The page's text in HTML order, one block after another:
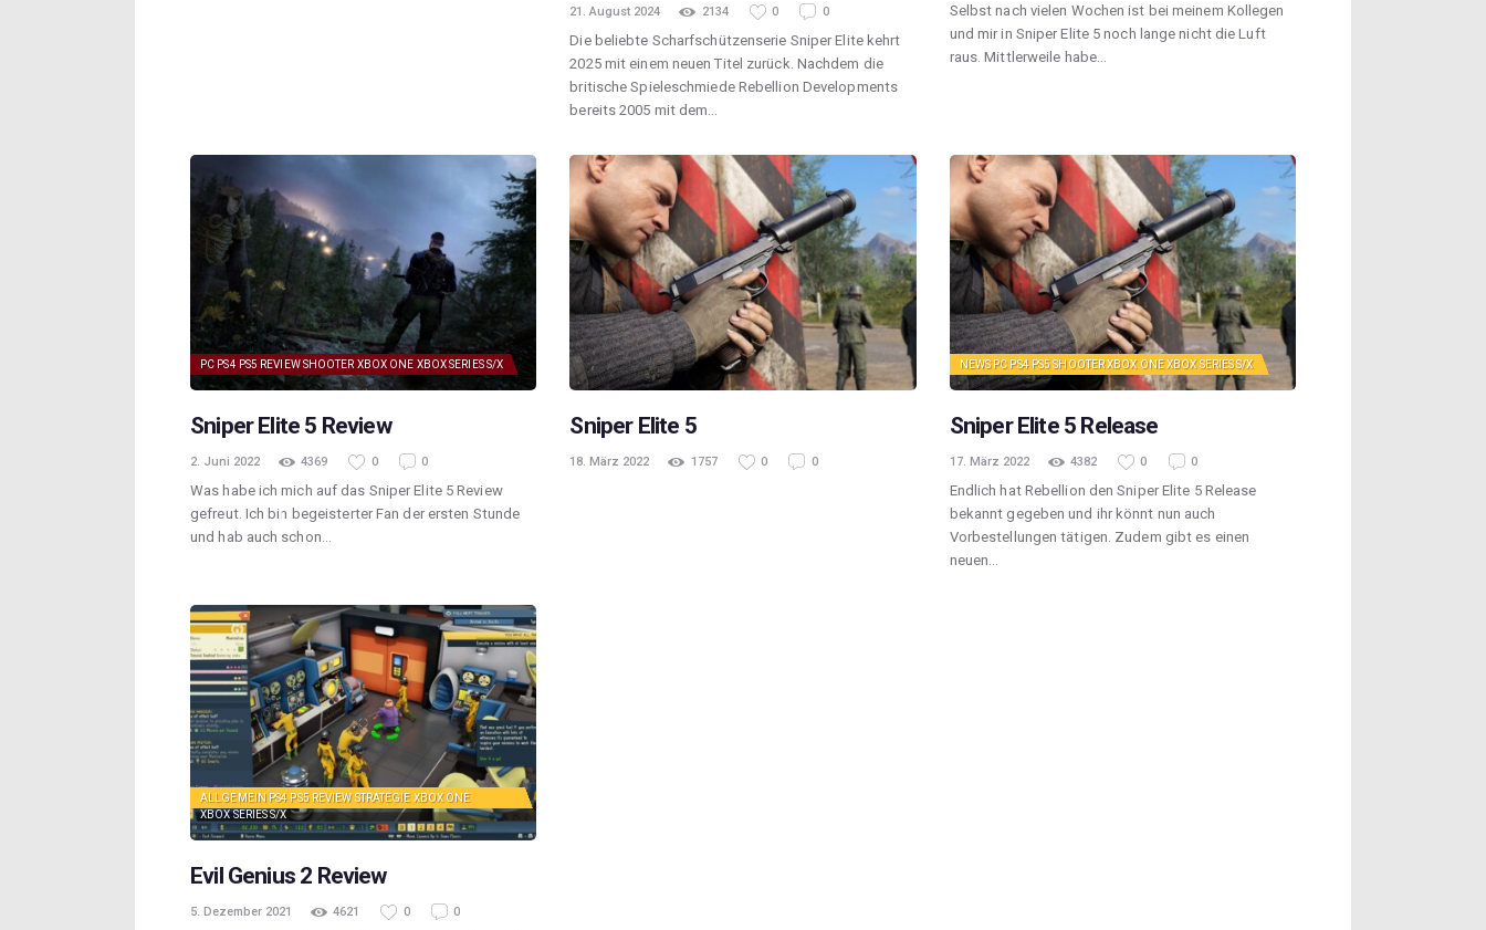
21. August 2024 2134 0 0
Die beliebte Scharfschützenserie Sniper Elite kehrt
2025 mit einem neuen Titel zurück. Nachdem die
britische Spieleschmiede Rebellion Developments
bereits 2005 mit dem…
Selbst nach vielen Wochen ist bei meinem Kollegen
und mir in Sniper Elite 5 noch lange nicht die Luft
raus. Mittlerweile habe…
PC PS4 PS5 REVIEW SHOOTER XBOX ONE XBOX SERIES S/X
Sniper Elite 5 Review
2. Juni 2022 4369 0 0
Was habe ich mich auf das Sniper Elite 5 Review
gefreut. Ich bin begeisterter Fan der ersten Stunde
und hab auch schon…
Sniper Elite 5
18. März 2022 1757 0 0
NEWS PC PS4 PS5 SHOOTERXBOX ONEXBOX SERIES S/X
Sniper Elite 5 Release
17. März 2022 4382 0 0
Endlich hat Rebellion den Sniper Elite 5 Release
bekannt gegeben und ihr könnt nun auch
Vorbestellungen tätigen. Zudem gibt es einen
neuen…
ALLGEMEIN PS4 PS5 REVIEW STRATEGIE XBOX ONE
XBOX SERIES S/X
Evil Genius 2 Review
5. Dezember 2021 4621 0 0